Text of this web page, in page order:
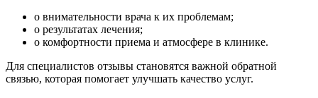
о внимательности врача к их проблемам;
о результатах лечения;
о комфортности приема и атмосфере в клинике.
Для специалистов отзывы становятся важной обратной
связью, которая помогает улучшать качество услуг.